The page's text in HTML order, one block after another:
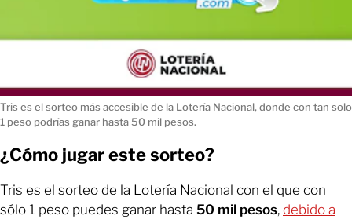
Tris es el sorteo más accesible de la Lotería Nacional, donde con tan solo
1 peso podrías ganar hasta 50 mil pesos.
¿Cómo jugar este sorteo?
Tris es el sorteo de la Lotería Nacional con el que con
sólo 1 peso puedes ganar hasta 50 mil pesos, debido a